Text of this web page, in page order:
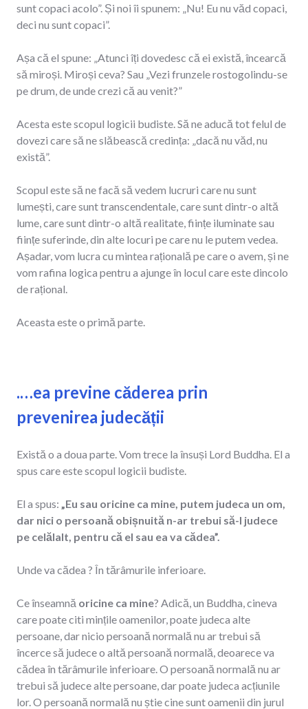
sunt copaci acolo”. Și noi îi spunem: „Nu! Eu nu văd copaci,
deci nu sunt copaci”.
Așa că el spune: „Atunci îți dovedesc că ei există, încearcă
să miroși. Miroși ceva? Sau „Vezi frunzele rostogolindu-se
pe drum, de unde crezi că au venit?”
Acesta este scopul logicii budiste. Să ne aducă tot felul de
dovezi care să ne slăbească credința: „dacă nu văd, nu
există”.
Scopul este să ne facă să vedem lucruri care nu sunt
lumești, care sunt transcendentale, care sunt dintr-o altă
lume, care sunt dintr-o altă realitate, ființe iluminate sau
ființe suferinde, din alte locuri pe care nu le putem vedea.
Așadar, vom lucra cu mintea rațională pe care o avem, și ne
vom rafina logica pentru a ajunge în locul care este dincolo
de rațional.
Aceasta este o primă parte.
.…ea previne căderea prin
prevenirea judecății
Există o a doua parte. Vom trece la însuși Lord Buddha. El a
spus care este scopul logicii budiste.
El a spus: „Eu sau oricine ca mine, putem judeca un om,
dar nici o persoană obișnuită n-ar trebui să-l judece
pe celălalt, pentru că el sau ea va cădea”.
Unde va cădea ? În tărâmurile inferioare.
Ce înseamnă oricine ca mine? Adică, un Buddha, cineva
care poate citi mințile oamenilor, poate judeca alte
persoane, dar nicio persoană normală nu ar trebui să
încerce să judece o altă persoană normală, deoarece va
cădea în tărâmurile inferioare. O persoană normală nu ar
trebui să judece alte persoane, dar poate judeca acțiunile
lor. O persoană normală nu știe cine sunt oamenii din jurul